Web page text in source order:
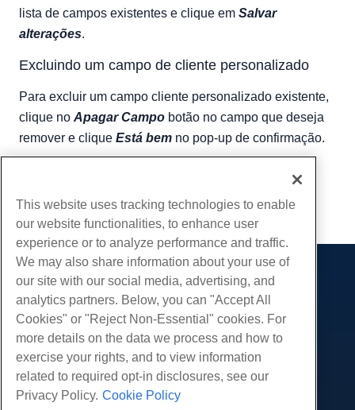
lista de campos existentes e clique em Salvar
alterações.
Excluindo um campo de cliente personalizado
Para excluir um campo cliente personalizado existente,
clique no Apagar Campo botão no campo que deseja
remover e clique Está bem no pop-up de confirmação.
cópia de URL
Produtos
Hospedagem na web
Hospedagem Empresarial
Revendedor com etiqueta em branco
Linux gerenciado VPS
Serviços
Migrações de sites
Comunidade
Documentação do Produto
Tutoriais
Companhia
Sobre nós
This website uses tracking technologies to enable
our website functionalities, to enhance user
experience or to analyze performance and traffic.
We may also share information about your use of
our site with our social media, advertising, and
analytics partners. Below, you can "Accept All
Cookies" or "Reject Non-Essential" cookies. For
more details on the data we process and how to
exercise your rights, and to view information
related to required opt-in disclosures, see our
Privacy Policy. Cookie Policy